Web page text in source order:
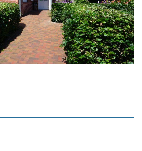
Großtierpraxis
Kontakt & Anfahrt